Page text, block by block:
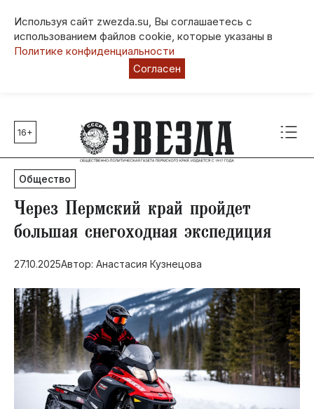
Используя сайт zwezda.su, Вы соглашаетесь с
использованием файлов cookie, которые указаны в
Политике конфиденциальности
Согласен
Главные темы
80 лет Победы
Молодежная столица РФ
СВО
Выборы в Пермском крае
Социальная поддержка
Инфраструктура
Благоустройство
16+
Общество
​Через Пермский край пройдет
большая снегоходная экспедиция
27.10.2025Автор: Анастасия Кузнецова